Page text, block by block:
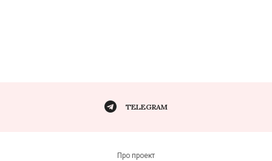
TELEGRAM
Про проект